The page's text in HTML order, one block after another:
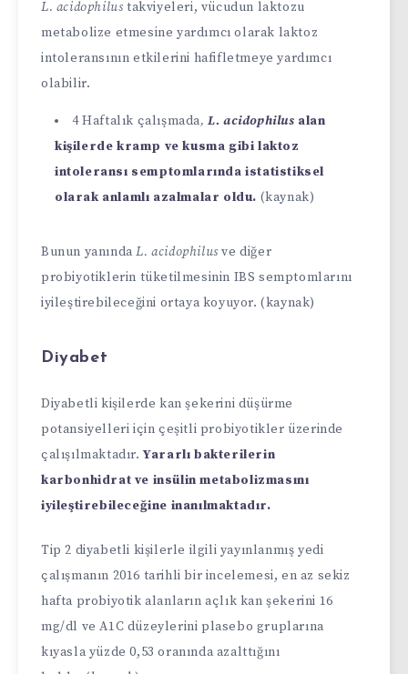
L. acidophilus takviyeleri, vücudun laktozu
metabolize etmesine yardımcı olarak laktoz
intoleransının etkilerini hafifletmeye yardımcı
olabilir.
4 Haftalık çalışmada,L. acidophilus alan
kişilerde kramp ve kusma gibi laktoz
intoleransı semptomlarında istatistiksel
olarak anlamlı azalmalar oldu. (kaynak)
Bunun yanındaL. acidophilus ve diğer
probiyotiklerin tüketilmesinin IBS semptomlarını
iyileştirebileceğini ortaya koyuyor. (kaynak)
Diyabet
Diyabetli kişilerde kan şekerini düşürme
potansiyelleri için çeşitli probiyotikler üzerinde
çalışılmaktadır.Yararlı bakterilerin
karbonhidrat ve insülin metabolizmasını
iyileştirebileceğine inanılmaktadır.
Tip 2 diyabetli kişilerle ilgili yayınlanmış yedi
çalışmanın 2016 tarihli bir incelemesi, en az sekiz
hafta probiyotik alanların açlık kan şekerini 16
mg/dl ve A1C düzeylerini plasebo gruplarına
kıyasla yüzde 0,53 oranında azalttığını